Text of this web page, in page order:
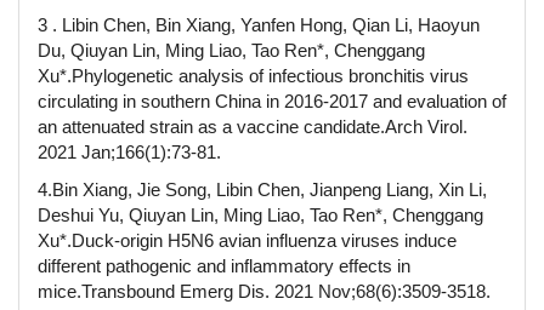
3 . Libin Chen, Bin Xiang, Yanfen Hong, Qian Li, Haoyun
Du, Qiuyan Lin, Ming Liao, Tao Ren*, Chenggang
Xu*.Phylogenetic analysis of infectious bronchitis virus
circulating in southern China in 2016-2017 and evaluation of
an attenuated strain as a vaccine candidate.Arch Virol.
2021 Jan;166(1):73-81.
4.Bin Xiang, Jie Song, Libin Chen, Jianpeng Liang, Xin Li,
Deshui Yu, Qiuyan Lin, Ming Liao, Tao Ren*, Chenggang
Xu*.Duck-origin H5N6 avian influenza viruses induce
different pathogenic and inflammatory effects in
mice.Transbound Emerg Dis. 2021 Nov;68(6):3509-3518.